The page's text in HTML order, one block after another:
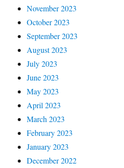
November 2023
October 2023
September 2023
August 2023
July 2023
June 2023
May 2023
April 2023
March 2023
February 2023
January 2023
December 2022